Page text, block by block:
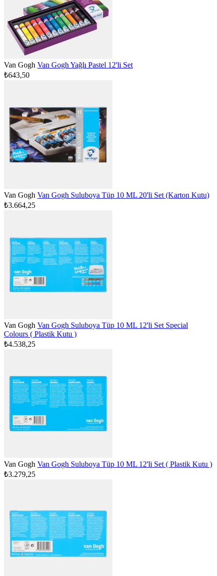
Van Gogh Van Gogh Yağlı Pastel 12'li Set
₺643,50
Van Gogh Van Gogh Suluboya Tüp 10 ML 20'li Set (Karton Kutu)
₺3.664,25
Van Gogh Van Gogh Suluboya Tüp 10 ML 12'li Set Special
Colours ( Plastik Kutu )
₺4.538,25
Van Gogh Van Gogh Suluboya Tüp 10 ML 12'li Set ( Plastik Kutu )
₺3.279,25